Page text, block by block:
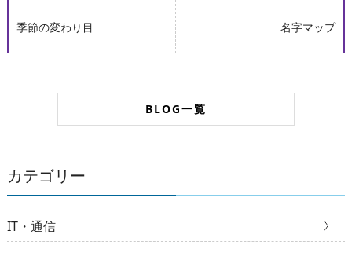
季節の変わり目 名字マップ
BLOG一覧
カテゴリー
IT・通信